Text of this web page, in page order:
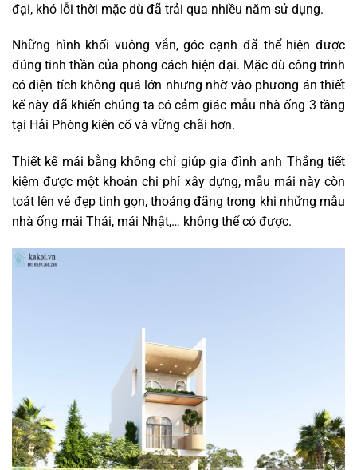
đại, khó lỗi thời mặc dù đã trải qua nhiều năm sử dụng.
Những hình khối vuông vắn, góc cạnh đã thể hiện được
đúng tinh thần của phong cách hiện đại. Mặc dù công trình
có diện tích không quá lớn nhưng nhờ vào phương án thiết
kế này đã khiến chúng ta có cảm giác mẫu nhà ống 3 tầng
tại Hải Phòng kiên cố và vững chãi hơn.
Thiết kế mái bằng không chỉ giúp gia đình anh Thắng tiết
kiệm được một khoản chi phí xây dựng, mẫu mái này còn
toát lên vẻ đẹp tinh gọn, thoáng đãng trong khi những mẫu
nhà ống mái Thái, mái Nhật,… không thể có được.